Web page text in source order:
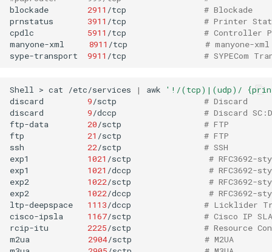
blockade
2911 /tcp
# Blockade
prnstatus
3911 /tcp
# Printer
cpdlc
5911 /tcp
# Controller
manyone-xml
8911 /tcp
# manyone-xml
sype-transport
9911 /tcp # SYPECom
Shell > cat /etc/services | awk
'!/(tcp)|(udp)/
discard
9/sctp
# Discard
discard
9/dccp
# Discard
ftp-data
20/sctp
# FTP
ftp
21 /sctp
# FTP
ssh
22/sctp
# SSH
exp1
1021 /sctp
#
exp1
1021 /dccp
#
exp2
1022/sctp
#
exp2
1022/dccp
#
ltp-deepspace
1113/dccp
# Licklider
cisco-ipsla
1167/sctp
# Cisco IP
rcip-itu
2225/sctp
# Resource
m2ua
2904/sctp
# M2UA